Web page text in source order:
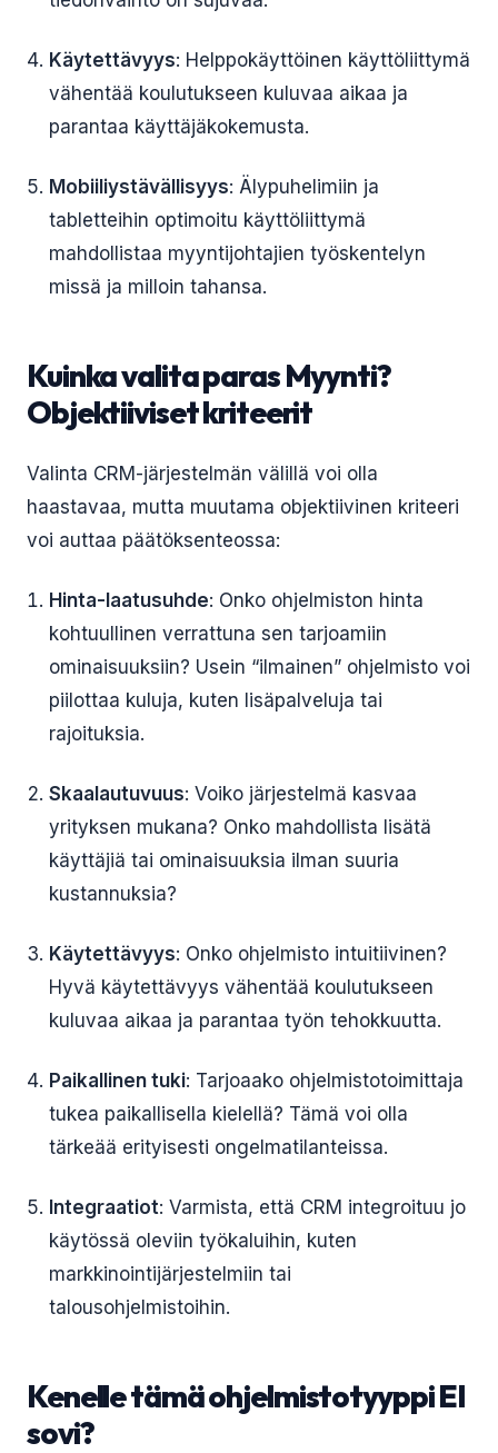
Käytettävyys: Helppokäyttöinen käyttöliittymä
vähentää koulutukseen kuluvaa aikaa ja
parantaa käyttäjäkokemusta.
Mobiiliystävällisyys: Älypuhelimiin ja
tabletteihin optimoitu käyttöliittymä
mahdollistaa myyntijohtajien työskentelyn
missä ja milloin tahansa.
Kuinka valita paras Myynti?
Objektiiviset kriteerit
Valinta CRM-järjestelmän välillä voi olla
haastavaa, mutta muutama objektiivinen kriteeri
voi auttaa päätöksenteossa:
Hinta-laatusuhde: Onko ohjelmiston hinta
kohtuullinen verrattuna sen tarjoamiin
ominaisuuksiin? Usein “ilmainen” ohjelmisto voi
piilottaa kuluja, kuten lisäpalveluja tai
rajoituksia.
Skaalautuvuus: Voiko järjestelmä kasvaa
yrityksen mukana? Onko mahdollista lisätä
käyttäjiä tai ominaisuuksia ilman suuria
kustannuksia?
Käytettävyys: Onko ohjelmisto intuitiivinen?
Hyvä käytettävyys vähentää koulutukseen
kuluvaa aikaa ja parantaa työn tehokkuutta.
Paikallinen tuki: Tarjoaako ohjelmistotoimittaja
tukea paikallisella kielellä? Tämä voi olla
tärkeää erityisesti ongelmatilanteissa.
Integraatiot: Varmista, että CRM integroituu jo
käytössä oleviin työkaluihin, kuten
markkinointijärjestelmiin tai
talousohjelmistoihin.
Kenelle tämä ohjelmistotyyppi EI
sovi?